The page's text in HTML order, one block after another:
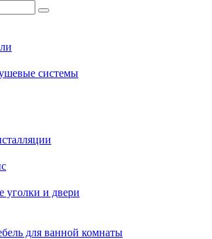
системы
уголки и двери
для ванной комнаты